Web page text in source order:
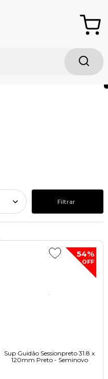
Filtrar
54%
OFF
Sup Guidão Sessionpreto 31.8 x
120mm Preto - Seminovo